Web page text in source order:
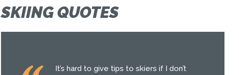
SKIING QUOTES
It’s hard to give tips to skiers if I don’t